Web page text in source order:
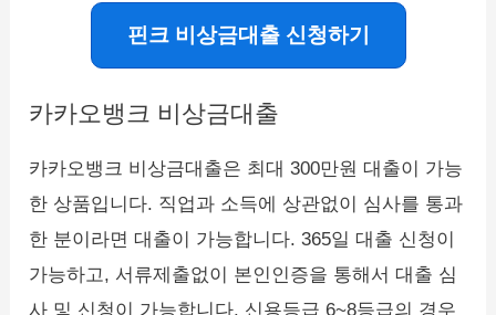
핀크 비상금대출 신청하기
카카오뱅크 비상금대출
카카오뱅크 비상금대출은 최대 300만원 대출이 가능
한 상품입니다. 직업과 소득에 상관없이 심사를 통과
한 분이라면 대출이 가능합니다. 365일 대출 신청이
가능하고, 서류제출없이 본인인증을 통해서 대출 심
사 및 신청이 가능합니다. 신용등급 6~8등급의 경우